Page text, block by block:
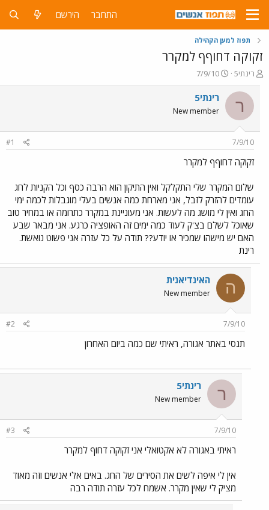
התחבר הירשם
תפוז למען הקהילה
זקוקה דחוףף למקרר
פ
ו
ת
ח
ה
ו
ש
א
רינתי5
פ
ו
ר
ם
ר
י
7/9/10
ר רינתי5
New member
7/9/10
#1
זקוקה דחוףף למקרר
שלום המקרר שלי התקלקל ואין התיקון הוא הרבה כסף וכל הקניות לחג
עומדים להזרק לזבל, אני מארחת כמה אנשים בעלי מוגבלות לכמה ימי
החג ואין לי מושג מה לעשות. אני מעוניינת במקרר כתרומה או במחיר טוב
שאוכל לשלם בצ'ק לעוד כמה ימים זה האופציה כרגע. אני מבאר שבע
האם יש מישהו שמכיר או יודע?? תודה על כל עזרה אני פשוט נואשת.
רינת
ה האינדיאנית
New member
7/9/10
#2
תנסי באתר אגורה, ראיתי שם כמה ביום האחרון
ר רינתי5
New member
7/9/10
#3
ראיתי באגורה לא אקטואלי אני זקוקה דחוף למקרר
אין לי איפה לשים את הסירים של החג. באים אלי אנשים וזה מאוד
מציק לי שאין מקרר. אשמח לכל עזרה תודה רבה